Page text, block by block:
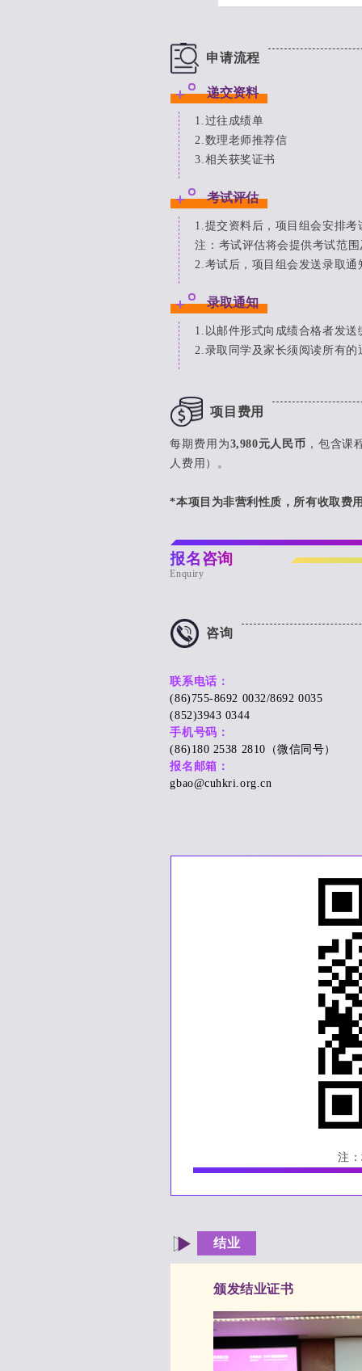
申请流程
递交资料
1.过往成绩单
2.数理老师推荐信
3.相关获奖证书
考试评估
1.提交资料后，项目组会安排考
注：考试评估将会提供考试范
2.考试后，项目组会发送录取
录取通知
1.以邮件形式向成绩合格者发送
2.录取同学及家长须阅读所有
项目费用
每期费用为3,980元人民币 ，包含课
人费用）。
*本项目为非营利性质，所有收取费
报名咨询
Enquiry
咨询
联系电话：
(86)755-8692 0032/8692 0035
(852)3943 0344
手机号码：
(86)180 2538 2810（微信同号）
报名邮箱：
gbao@cuhkri.org.cn
注
结业
颁发结业证书